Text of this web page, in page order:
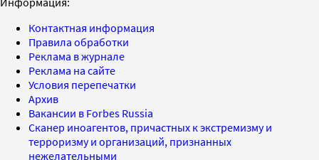
Контактная информация
Правила обработки
Реклама в журнале
Реклама на сайте
Условия перепечатки
Архив
Вакансии в Forbes Russia
Сканер иноагентов, причастных к экстремизму и
терроризму и организаций, признанных
нежелательными